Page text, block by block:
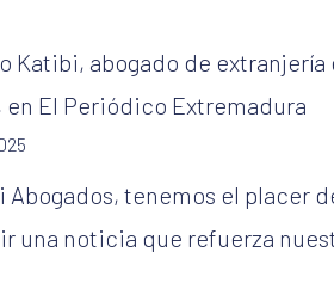
Katibi, abogado de extranjería
en El Periódico Extremadura
Abogados, tenemos el placer
una noticia que refuerza